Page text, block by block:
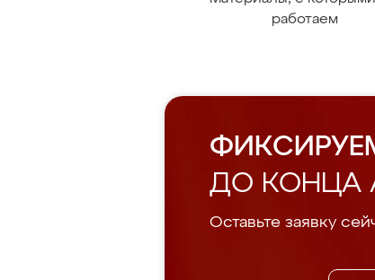
работаем
ДО КОНЦА
Оставьте заявку